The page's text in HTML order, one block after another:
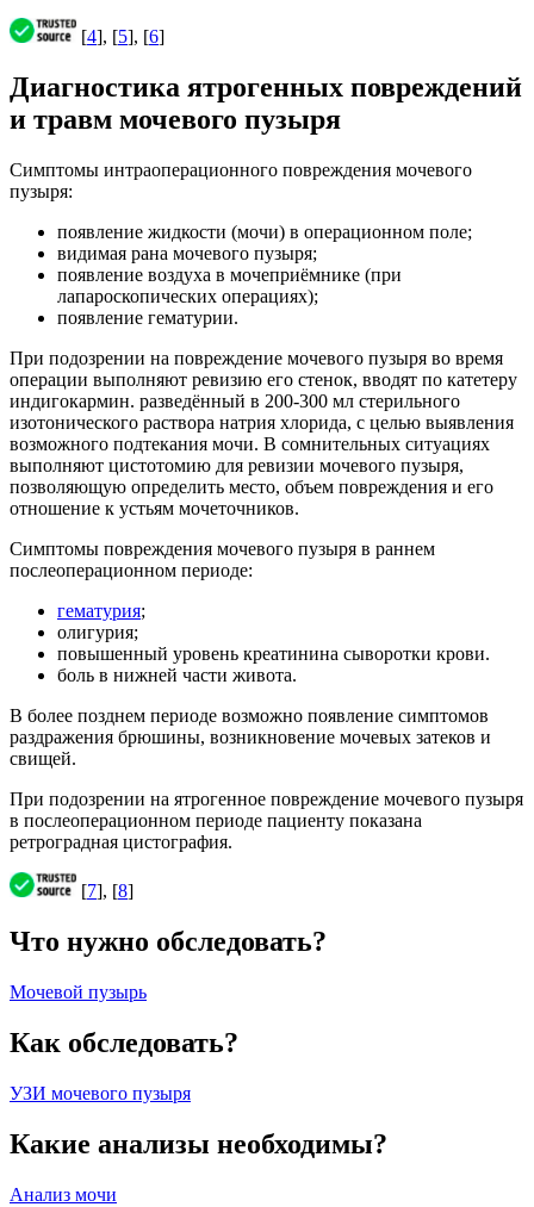
[4], [5], [6]
Диагностика ятрогенных повреждений
и травм мочевого пузыря
Симптомы интраоперационного повреждения мочевого
пузыря:
появление жидкости (мочи) в операционном поле;
видимая рана мочевого пузыря;
появление воздуха в мочеприёмнике (при
лапароскопических операциях);
появление гематурии.
При подозрении на повреждение мочевого пузыря во время
операции выполняют ревизию его стенок, вводят по катетеру
индигокармин. разведённый в 200-300 мл стерильного
изотонического раствора натрия хлорида, с целью выявления
возможного подтекания мочи. В сомнительных ситуациях
выполняют цистотомию для ревизии мочевого пузыря,
позволяющую определить место, объем повреждения и его
отношение к устьям мочеточников.
Симптомы повреждения мочевого пузыря в раннем
послеоперационном периоде:
гематурия;
олигурия;
повышенный уровень креатинина сыворотки крови.
боль в нижней части живота.
В более позднем периоде возможно появление симптомов
раздражения брюшины, возникновение мочевых затеков и
свищей.
При подозрении на ятрогенное повреждение мочевого пузыря
в послеоперационном периоде пациенту показана
ретроградная цистография.
[7], [8]
Что нужно обследовать?
Мочевой пузырь
Как обследовать?
УЗИ мочевого пузыря
Какие анализы необходимы?
Анализ мочи